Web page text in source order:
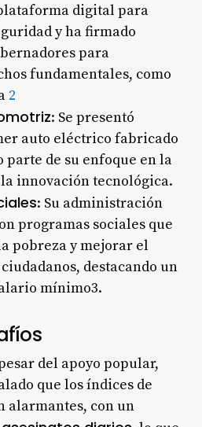
digital para
y ha firmado
para
fundamentales, como
2
: Se presentó
auto eléctrico fabricado
parte de su enfoque en la
innovación tecnológica.
: Su administración
programas sociales que
pobreza y mejorar el
destacando un
mínimo3.
del apoyo popular,
que los índices de
alarmantes, con un